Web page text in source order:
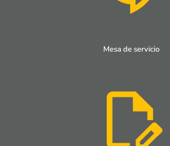
Mesa de servicio